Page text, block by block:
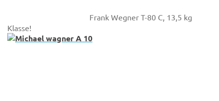
Frank Wegner T-80 C, 13,5 kg
Klasse!